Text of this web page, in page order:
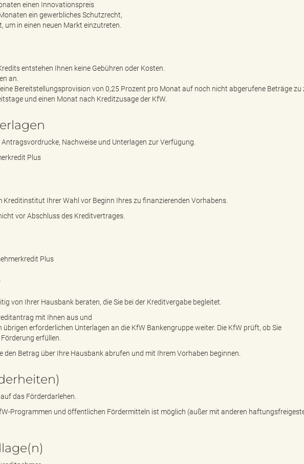
"
T
e
n
einen Innovationspreis
ein gewerbliches Schutzrecht,
um in einen neuen Markt einzutreten.
entstehen Ihnen keine Gebühren oder Kosten.
an.
Bereitstellungsprovision von 0,25 Prozent pro Monat auf noch nicht abgerufene Beträge zu
und einen Monat nach Kreditzusage der KfW.
Nachweise und Unterlagen zur Verfügung.
Plus
Kreditinstitut Ihrer Wahl vor Beginn Ihres zu finanzierenden Vorhabens.
vor Abschluss des Kreditvertrages.
Plus
von Ihrer Hausbank beraten, die Sie bei der Kreditvergabe begleitet.
mit Ihnen aus und
übrigen erforderlichen Unterlagen an die KfW Bankengruppe weiter. Die KfW prüft, ob Sie
erfüllen.
den Betrag über Ihre Hausbank abrufen und mit Ihrem Vorhaben beginnen.
das Förderdarlehen.
Programmen und öffentlichen Fördermitteln ist möglich (außer mit anderen